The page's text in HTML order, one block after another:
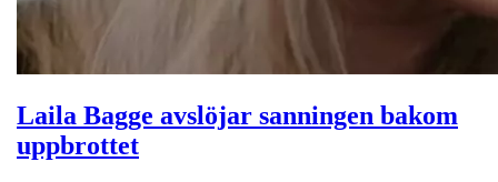
Laila Bagge avslöjar sanningen bakom
uppbrottet